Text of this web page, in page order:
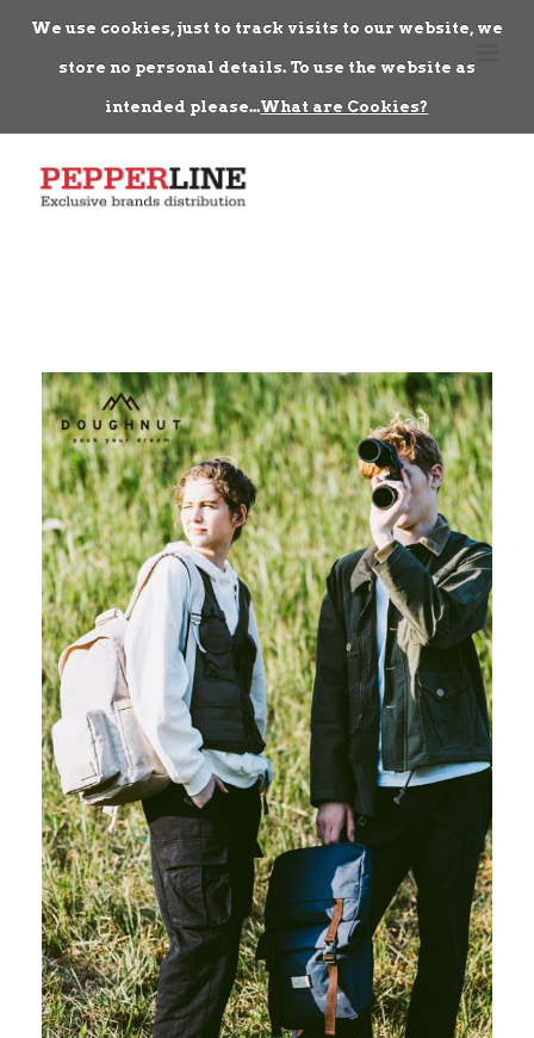
We use cookies, just to track visits to our website, we
store no personal details. To use the website as
intended please...What are Cookies?